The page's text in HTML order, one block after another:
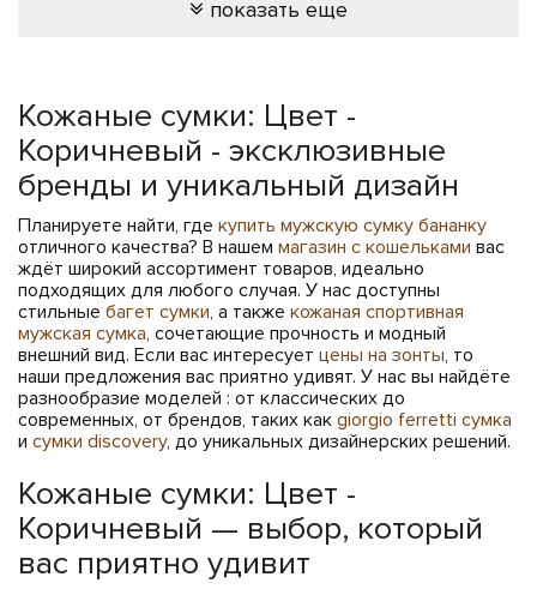
показать еще
Кожаные сумки: Цвет -
Коричневый - эксклюзивные
бренды и уникальный дизайн
Планируете найти, где купить мужскую сумку бананку
отличного качества? В нашем магазин с кошельками вас
ждёт широкий ассортимент товаров, идеально
подходящих для любого случая. У нас доступны
стильные багет сумки, а также кожаная спортивная
мужская сумка, сочетающие прочность и модный
внешний вид. Если вас интересует цены на зонты, то
наши предложения вас приятно удивят. У нас вы найдёте
разнообразие моделей : от классических до
современных, от брендов, таких как giorgio ferretti сумка
и сумки discovery, до уникальных дизайнерских решений.
Кожаные сумки: Цвет -
Коричневый — выбор, который
вас приятно удивит